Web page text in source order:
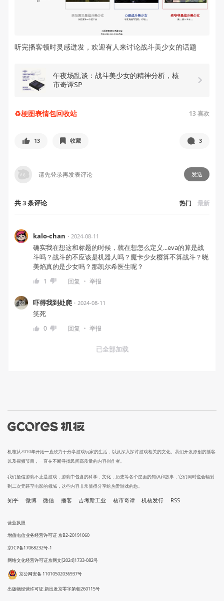
听完播客顿时灵感迸发，欢迎有人来讨论战斗美少女的话题
午夜场乱谈：战斗美少女的精神分析，核
市奇谭SP
♻️梗图表情包回收站 13喜欢
13 收藏 3
发送
共3条评论 热门 最新
kalo-chan ・ 2024-08-11
确实我在想这和标题的时候，就在想怎么定义...eva的算是战
斗吗？战斗的不应该是机器人吗？魔卡少女樱算不算战斗？晓
美焰真的是少女吗？那凯尔希医生呢？
1 回复 ・ 举报
吓得我到处爬 ・ 2024-08-11
笑死
0 回复 ・ 举报
已全部加载
机核从2010年开始一直致力于分享游戏玩家的生活，以及深入探讨游戏相关的文化。我们开发原创的播客
以及视频节目，一直在不断寻找民间高质量的内容创作者。
我们坚信游戏不止是游戏，游戏中包含的科学，文化，历史等各个层面的知识和故事，它们同时也会辐射
到二次元甚至电影的领域，这些内容非常值得分享给热爱游戏的您。
知乎 微博 微信 播客 吉考斯工业 核市奇谭 机核发行 RSS
营业执照
增值电信业务经营许可证 京B2-20191060
京ICP备17068232号-1
网络文化经营许可证京网文[2024]1733-082号
京公网安备 11010502036937号
出版物经营许可证 新出发京零字第朝260115号